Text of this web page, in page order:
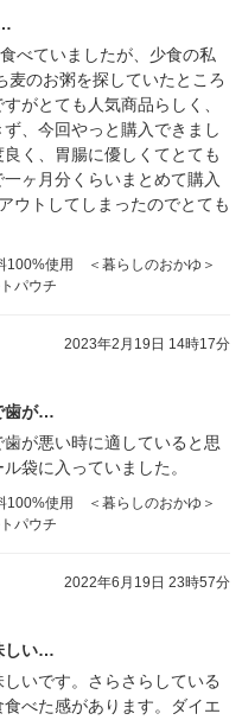
べていましたが、少食の私
麦のお粥を探していたところ
がとても人気商品らしく、
、今回やっと購入できまし
く、胃腸に優しくてとても
ヶ月分くらいまとめて購入
ウトしてしまったのでとても
100%使用 ＜暮らしのおかゆ＞
パウチ
2023年2月19日 14時17分
歯が…
が悪い時に適していると思
袋に入っていました。
100%使用 ＜暮らしのおかゆ＞
パウチ
2022年6月19日 23時57分
しい…
いです。さらさらしている
べた感があります。ダイエ